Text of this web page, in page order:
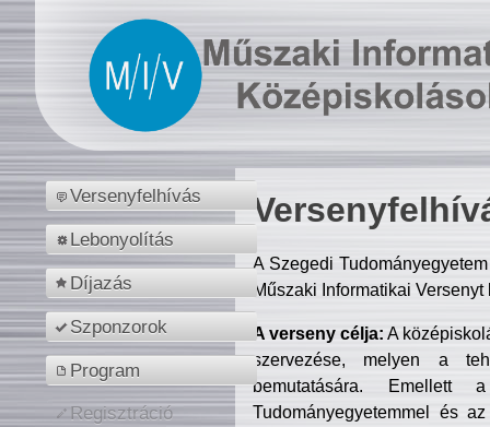
Versenyfelhívás
Lebonyolítás
Díjazás
Szponzorok
Program
Regisztráció
A Szegedi
Műszaki Informatikai
A verseny célja: A
szervezése, melyen a
bemutatására. Emellett
Tudományegyetemmel és